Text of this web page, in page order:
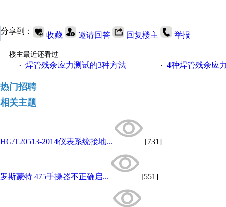
分享到： 收藏 邀请回答 回复楼主 举报
楼主最近还看过
· 焊管残余应力测试的3种方法 · 4种焊管残余应
热门招聘
相关主题
HG/T20513-2014仪表系统接地... [731]
罗斯蒙特 475手操器不正确启... [551]